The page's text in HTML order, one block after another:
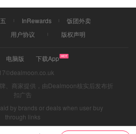
InRewards
饭团外卖
用户协议 版权声明
电脑版
下载App
、商家提供，由Dealmoon核实后发布折
扣广告
by brands or deals when user buy
through links